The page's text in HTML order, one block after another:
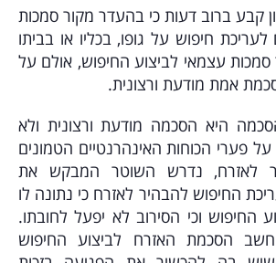
קבע ברוב דעות כי בהעדר מקור סמכות
חיפוש על גופו, בכליו או בביתו
סמכות עצמאי לביצוע החיפוש, אולם על
אמת מודעת ורצונית.
היא הסכמה מודעת ורצונית ולא
פערי הכוחות האינהרנטיים הטמונים
לאזרח, נדרש השוטר המבקש את
החיפוש להבהיר לאזרח כי נתונה לו
החיפוש וכי הסירוב לא יפעל לחובתו.
הסכמת האזרח לביצוע החיפוש